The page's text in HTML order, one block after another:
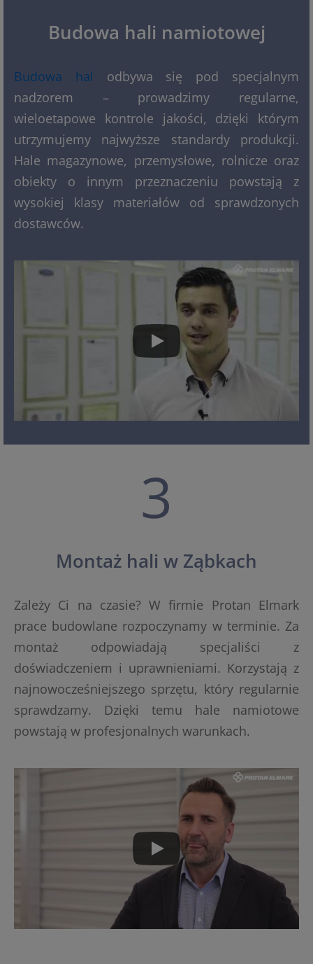
Budowa hali namiotowej
Budowa hal odbywa się pod specjalnym
nadzorem – prowadzimy regularne,
wieloetapowe kontrole jakości, dzięki którym
utrzymujemy najwyższe standardy produkcji.
Hale magazynowe, przemysłowe, rolnicze oraz
obiekty o innym przeznaczeniu powstają z
wysokiej klasy materiałów od sprawdzonych
dostawców.
3
Montaż hali w Ząbkach
Zależy Ci na czasie? W firmie Protan Elmark
prace budowlane rozpoczynamy w terminie. Za
montaż odpowiadają specjaliści z
doświadczeniem i uprawnieniami. Korzystają z
najnowocześniejszego sprzętu, który regularnie
sprawdzamy. Dzięki temu hale namiotowe
powstają w profesjonalnych warunkach.